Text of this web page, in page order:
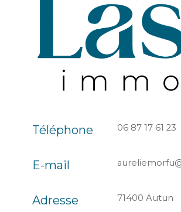
Téléphone 06 87 17 61 23
E-mail
Adresse 71400 Autun